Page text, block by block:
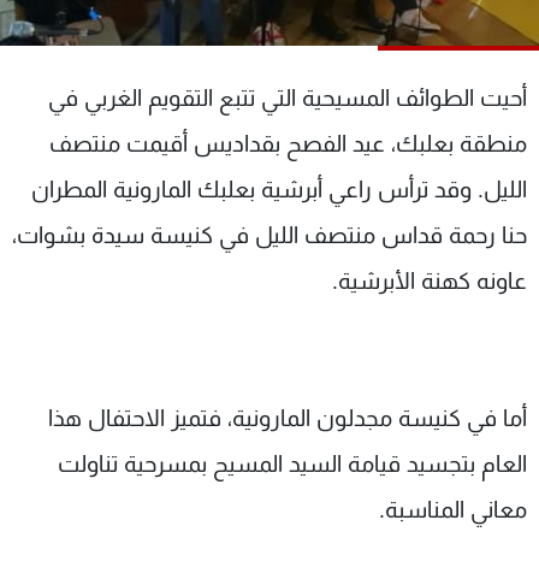
أحيت الطوائف المسيحية التي تتبع التقويم الغربي في
منطقة بعلبك، عيد الفصح بقداديس أقيمت منتصف
الليل. وقد ترأس راعي أبرشية بعلبك المارونية المطران
حنا رحمة قداس منتصف الليل في كنيسة سيدة بشوات،
عاونه كهنة الأبرشية.
أما في كنيسة مجدلون المارونية، فتميز الاحتفال هذا
العام بتجسيد قيامة السيد المسيح بمسرحية تناولت
معاني المناسبة.
شاهد البرامج
عن MTV
لاعلاناتكم
وظائف
تواصل معنا
شروط الإسـتخدام